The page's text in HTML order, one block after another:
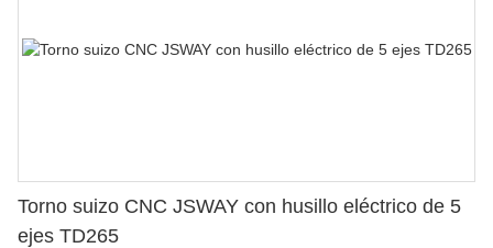
Torno suizo CNC JSWAY con husillo eléctrico de 5
ejes TD265